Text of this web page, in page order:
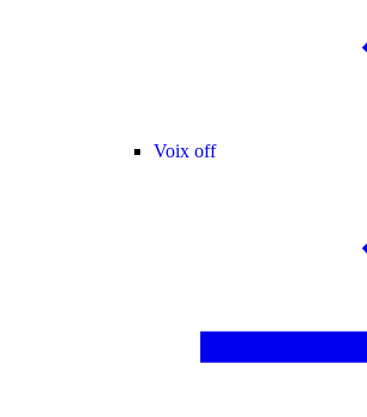
Voix off